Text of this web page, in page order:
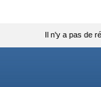
Il n'y a pas de